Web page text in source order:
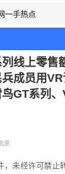
一手热点
线上零售
成员用
GT系列
京
，未经许可禁止